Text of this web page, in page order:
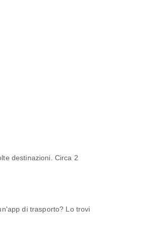
destinazioni. Circa 2
di trasporto? Lo trovi